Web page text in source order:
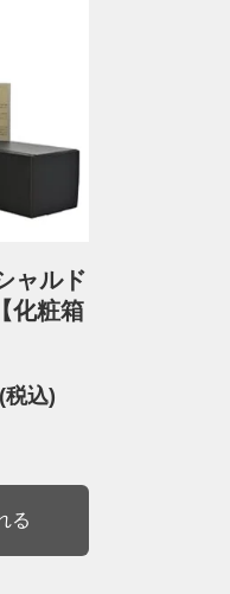
ャルド
化粧箱
税込)